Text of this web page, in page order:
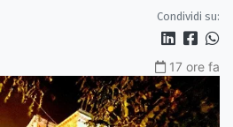
Condividi su:
17 ore fa